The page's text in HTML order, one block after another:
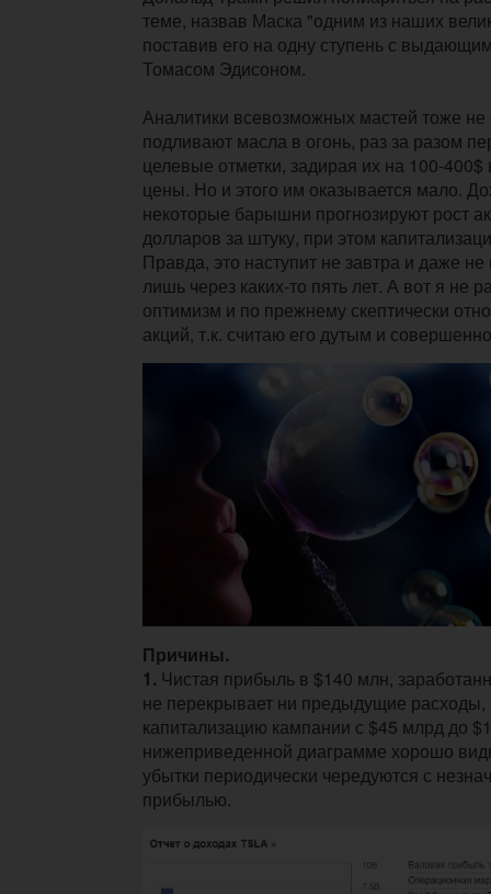
теме, назвав Маска "одним из наших
поставив его на одну ступень с
Томасом Эдисоном.
Аналитики всевозможных мастей тоже не
подливают масла в огонь, раз за разом
целевые отметки, задирая их на 100-
цены. Но и этого им оказывается мало.
некоторые барышни прогнозируют рост
долларов за штуку, при этом
Правда, это наступит не завтра и даже не
лишь через каких-то пять лет. А вот я не
оптимизм и по прежнему скептически
акций, т.к. считаю его дутым и
Причины.
1. Чистая прибыль в $140 млн,
не перекрывает ни предыдущие
капитализацию кампании с $45 млрд до
нижеприведенной диаграмме хорошо
убытки периодически чередуются с
прибылью.